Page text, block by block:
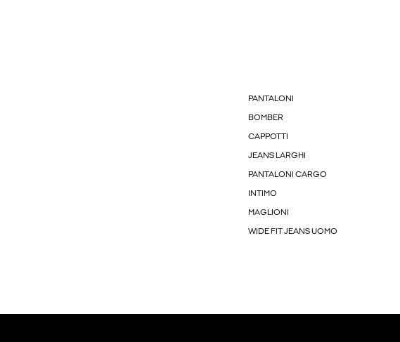
PANTALONI
BOMBER
CAPPOTTI
JEANS LARGHI
PANTALONI CARGO
INTIMO
MAGLIONI
WIDE FIT JEANS UOMO